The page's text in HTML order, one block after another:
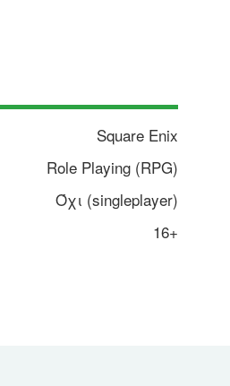
Square Enix
Role Playing (RPG)
Όχι (singleplayer)
16+